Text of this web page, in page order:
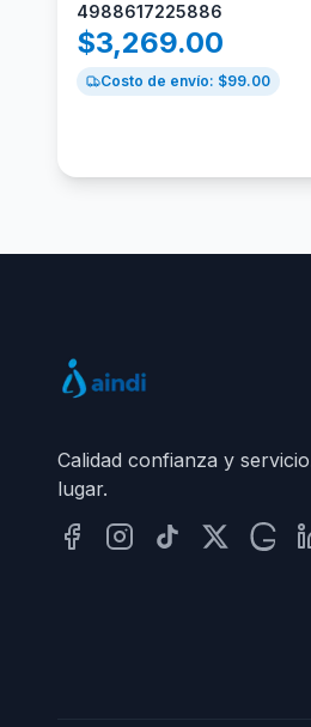
4988617225886
$3,269.00
Costo de envío: $99.00
Calidad confianza y
lugar.